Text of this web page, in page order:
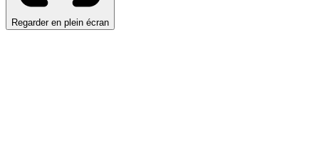
Regarder en plein écran